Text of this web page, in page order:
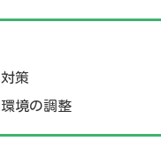
策
境の調整